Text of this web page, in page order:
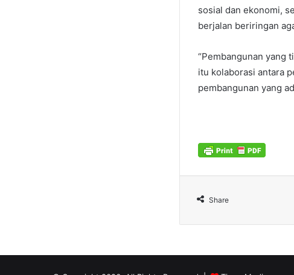
sosial dan ekonomi,
berjalan beriringan
“Pembangunan yang
itu kolaborasi antara
pembangunan yang
Share